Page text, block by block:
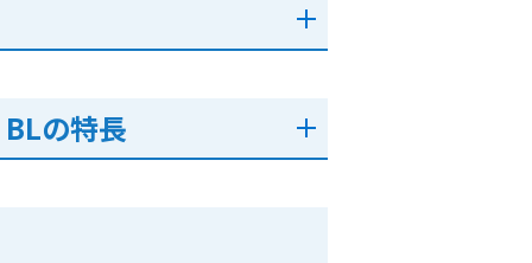
の特長